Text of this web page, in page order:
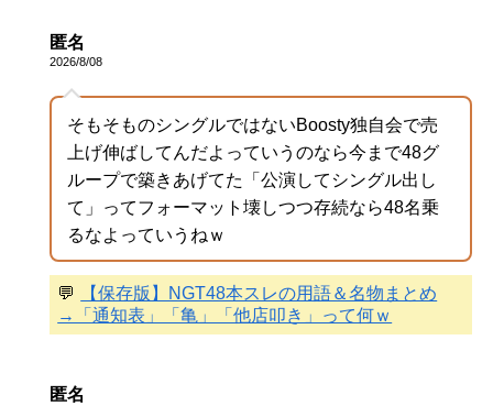
匿名
2026/8/08
そもそものシングルではないBoosty独自会で売
上げ伸ばしてんだよっていうのなら今まで48グ
ループで築きあげてた「公演してシングル出し
て」ってフォーマット壊しつつ存続なら48名乗
るなよっていうねｗ
💬
【保存版】NGT48本スレの用語＆名物まとめ
→「通知表」「亀」「他店叩き」って何ｗ
匿名